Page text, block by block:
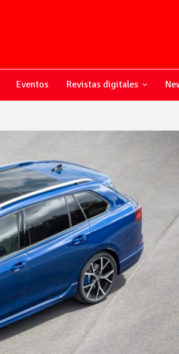
Eventos Revistas digitales